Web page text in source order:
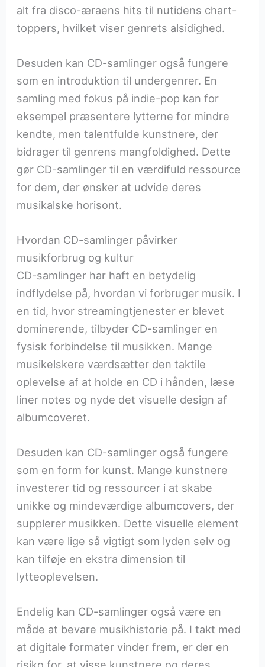
alt fra disco-æraens hits til nutidens chart-
toppers, hvilket viser genrets alsidighed.
Desuden kan CD-samlinger også fungere
som en introduktion til undergenrer. En
samling med fokus på indie-pop kan for
eksempel præsentere lytterne for mindre
kendte, men talentfulde kunstnere, der
bidrager til genrens mangfoldighed. Dette
gør CD-samlinger til en værdifuld ressource
for dem, der ønsker at udvide deres
musikalske horisont.
Hvordan CD-samlinger påvirker
musikforbrug og kultur
CD-samlinger har haft en betydelig
indflydelse på, hvordan vi forbruger musik. I
en tid, hvor streamingtjenester er blevet
dominerende, tilbyder CD-samlinger en
fysisk forbindelse til musikken. Mange
musikelskere værdsætter den taktile
oplevelse af at holde en CD i hånden, læse
liner notes og nyde det visuelle design af
albumcoveret.
Desuden kan CD-samlinger også fungere
som en form for kunst. Mange kunstnere
investerer tid og ressourcer i at skabe
unikke og mindeværdige albumcovers, der
supplerer musikken. Dette visuelle element
kan være lige så vigtigt som lyden selv og
kan tilføje en ekstra dimension til
lytteoplevelsen.
Endelig kan CD-samlinger også være en
måde at bevare musikhistorie på. I takt med
at digitale formater vinder frem, er der en